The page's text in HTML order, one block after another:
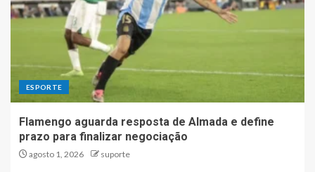
ESPORTE
Flamengo aguarda resposta de Almada e define
prazo para finalizar negociação
agosto 1, 2026 suporte